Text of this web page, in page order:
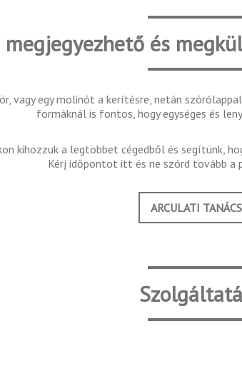
és
vagy egy molinót a kerítésre, netán
formáknál is fontos, hogy egységes és
kihozzuk a legtöbbet cégedből és segítünk,
Kérj időpontot itt és ne szórd tovább a
ARCULATI